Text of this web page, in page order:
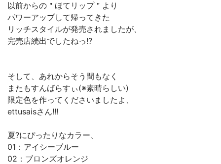
以前からの＂ほてリップ＂より
パワーアップして帰ってきた
リッチスタイルが発売されましたが、
完売店続出でしたねっ!?
そして、あれからそう間もなく
またもすんばらすぃ(※素晴らしい)
限定色を作ってくださいましたよ、
ettusaisさん!!!
夏?にぴったりなカラー、
01：アイシーブルー
02：ブロンズオレンジ